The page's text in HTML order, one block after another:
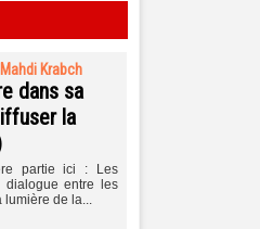
Krabch
dans sa
la
partie ici : Les
dialogue entre les
lumière de la...